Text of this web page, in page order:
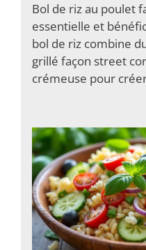
Bol de riz au poulet
essentielle et
bol de riz combine
grillé façon street
crémeuse pour